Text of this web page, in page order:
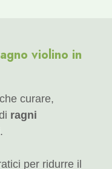
violino in
curare,
ragni
.
per ridurre il